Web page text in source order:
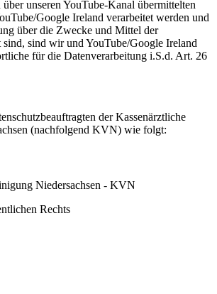
unseren YouTube-Kanal übermittelten
Google Ireland verarbeitet werden und
über die Zwecke und Mittel der
sind wir und YouTube/Google Ireland
für die Datenverarbeitung i.S.d. Art. 26
der Kassenärztliche
(nachfolgend KVN) wie folgt:
Niedersachsen - KVN
Rechts